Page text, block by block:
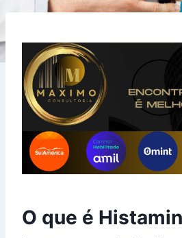
O que é